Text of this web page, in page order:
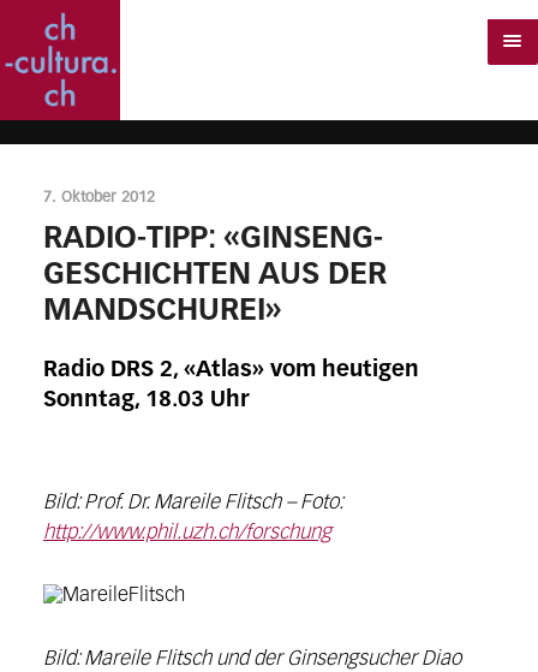
7. Oktober 2012
RADIO-TIPP: «GINSENG-
GESCHICHTEN AUS DER
MANDSCHUREI»
Radio DRS 2, «Atlas» vom heutigen
Sonntag, 18.03 Uhr
Bild: Prof. Dr. Mareile Flitsch – Foto:
http://www.phil.uzh.ch/forschung
Bild: Mareile Flitsch und der Ginsengsucher Diao